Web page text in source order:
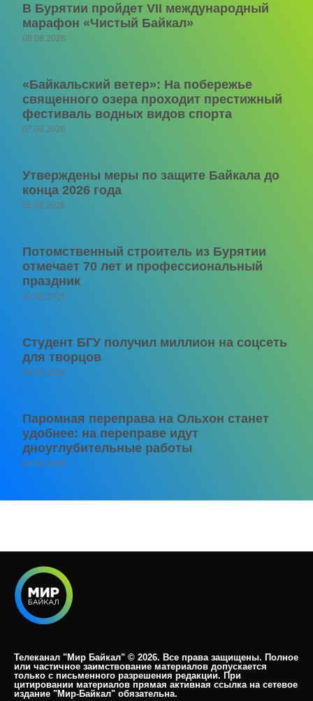
В Бурятии пройдет VII международный
марафон «Чистый Байкал»
08.08.2026
«Байкальский ветер»: На побережье
священного озера проходит престижный
фестиваль водных видов спорта
07.08.2026
Утверждены меры по защите Байкала до
конца 2026 года
06.08.2026
Потомственный строитель из Бурятии
отмечает 70 лет и профессиональный
праздник
06.08.2026
Студент БГУ получил миллион на соцсеть
для творцов
06.08.2026
Паромная переправа на Ольхон станет
удобнее: на переправе идут
дноуглубительные работы
06.08.2026
Телеканал "Мир Байкал" © 2026. Все права защищены. Полное
или частичное заимствование материалов допускается
только с письменного разрешения редакции. При
цитировании материалов прямая активная ссылка на сетевое
издание "Мир-Байкал" обязательна.​